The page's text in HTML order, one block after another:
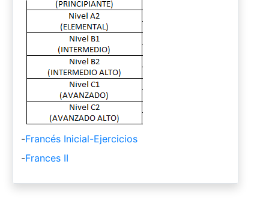
-Francés Inicial-Ejercicios
-Frances II